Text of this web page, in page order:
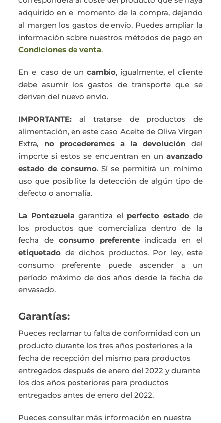
adquirido en el momento de la compra, dejando
al margen los gastos de envío. Puedes ampliar la
información sobre nuestros métodos de pago en
Condiciones de venta.
En el caso de uncambio, igualmente, el cliente
debe asumir los gastos de transporte que se
deriven del nuevo envío.
IMPORTANTE: al tratarse de productos de
alimentación, en este caso Aceite de Oliva Virgen
Extra, no procederemos a la devolución del
importe si estos se encuentran en un avanzado
estado de consumo. Sí se permitirá un mínimo
uso que posibilite la detección de algún tipo de
defecto o anomalía.
La Pontezuela garantiza el perfecto estadode
los productos que comercializa dentro de la
fecha de consumo preferente indicada en el
etiquetado de dichos productos. Por ley, este
consumo preferente puede ascender a un
período máximo de dos años desde la fecha de
envasado.
Garantías:
Puedes reclamar tu falta de conformidad con un
producto durante los tres años posteriores a la
fecha de recepción del mismo para productos
entregados después de enero del 2022 y durante
los dos años posteriores para productos
entregados antes de enero del 2022.
Puedes consultar más información en nuestra